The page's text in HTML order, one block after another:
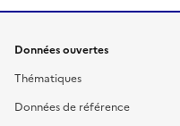
Données ouvertes
Thématiques
Données de référence